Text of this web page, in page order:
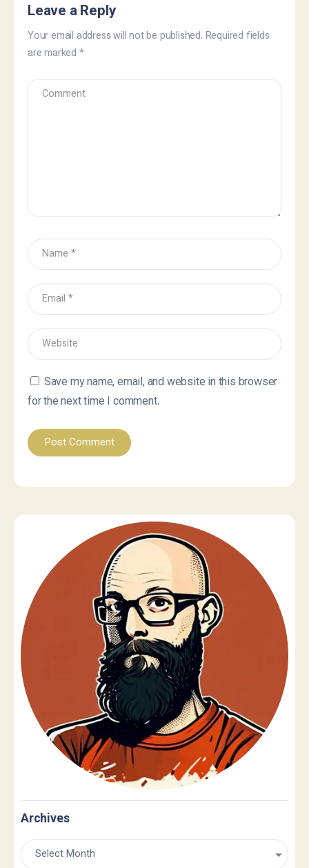
Leave a Reply
Your email address will not be published. Required fields
are marked *
Save my name, email, and website in this browser
for the next time I comment.
Archives